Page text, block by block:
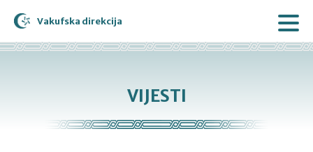
Vakufska direkcija
VIJESTI